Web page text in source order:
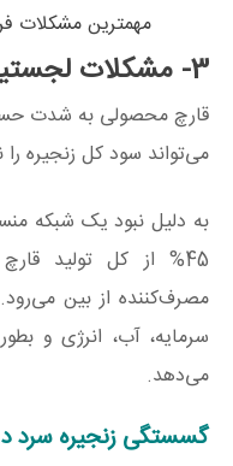
مهمترین مشکلات
3- مشکلات لجستیک و زیرساخت
قارچ محصولی به شدت
می‌تواند سود کل زنجیره را
45% از کل تولید
مصرف‌کننده از بین
سرمایه، آب، انرژی و
می‌دهد.
گسستگی زنجیره سرد